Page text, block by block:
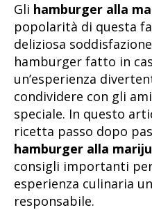
Gli hamburger alla
popolarità di questa
deliziosa
hamburger fatto in
un’esperienza
condividere con gli
speciale. In questo
ricetta passo dopo
hamburger alla
consigli importanti
esperienza culinaria
responsabile.